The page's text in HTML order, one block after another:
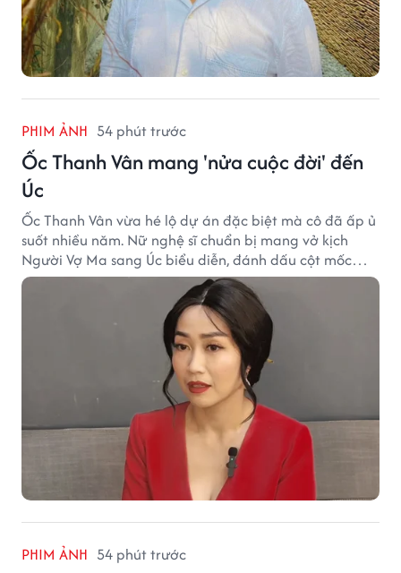
PHIM ẢNH 54 phút trước
Ốc Thanh Vân mang 'nửa cuộc đời' đến
Úc
Ốc Thanh Vân vừa hé lộ dự án đặc biệt mà cô đã ấp ủ
suốt nhiều năm. Nữ nghệ sĩ chuẩn bị mang vở kịch
Người Vợ Ma sang Úc biểu diễn, đánh dấu cột mốc
đáng nhớ trong hành trình làm nghề.
PHIM ẢNH 54 phút trước